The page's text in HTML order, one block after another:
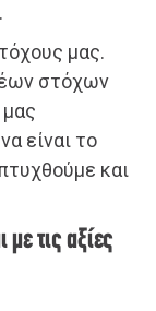
μας.
στόχων
είναι το
και
τις αξίες